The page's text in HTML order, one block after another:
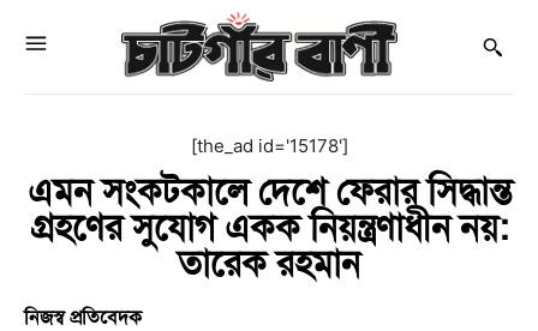
[the_ad id='15178']
এমন সংকটকালে দেশে ফেরার সিদ্ধান্ত
গ্রহণের সুযোগ একক নিয়ন্ত্রণাধীন নয়:
তারেক রহমান
নিজস্ব প্রতিবেদক